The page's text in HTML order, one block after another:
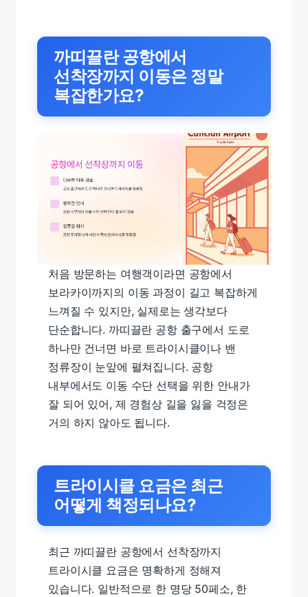
까띠끌란 공항에서
선착장까지 이동은 정말
복잡한가요?
처음 방문하는 여행객이라면 공항에서
보라카이까지의 이동 과정이 길고 복잡하게
느껴질 수 있지만, 실제로는 생각보다
단순합니다. 까띠끌란 공항 출구에서 도로
하나만 건너면 바로 트라이시클이나 밴
정류장이 눈앞에 펼쳐집니다. 공항
내부에서도 이동 수단 선택을 위한 안내가
잘 되어 있어, 제 경험상 길을 잃을 걱정은
거의 하지 않아도 됩니다.
트라이시클 요금은 최근
어떻게 책정되나요?
최근 까띠끌란 공항에서 선착장까지
트라이시클 요금은 명확하게 정해져
있습니다. 일반적으로 한 명당 50페소, 한